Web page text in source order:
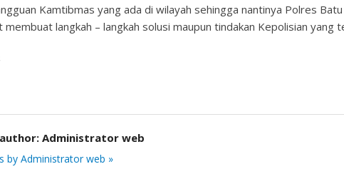
Kamtibmas yang ada di wilayah sehingga nantinya Polres
langkah – langkah solusi maupun tindakan Kepolisian yang
Administrator web
by Administrator web »